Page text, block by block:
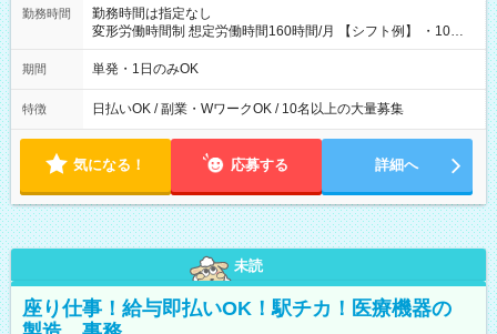
勤務時間
勤務時間は指定なし
変形労働時間制 想定労働時間160時間/月 【シフト例】 ・10：
00～20：00
期間 単発・1日のみOK
特徴 日払いOK / 副業・WワークOK / 10名以上の大量募集
気になる！ 応募する 詳細へ
未読
座り仕事！給与即払いOK！駅チカ！医療機器の